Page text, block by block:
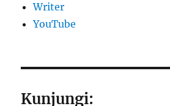
Writer
YouTube
Kunjungi: